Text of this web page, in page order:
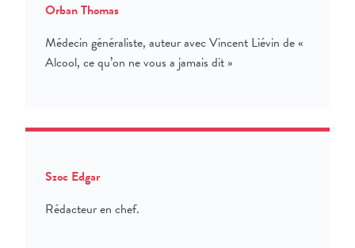
Orban Thomas
Médecin généraliste, auteur avec Vincent Liévin de «
Alcool, ce qu’on ne vous a jamais dit »
Szoc Edgar
Rédacteur en chef.